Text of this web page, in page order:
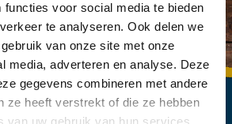
functies voor social media te bieden
te analyseren. Ook delen we
van onze site met onze
media, adverteren en analyse. Deze
gegevens combineren met andere
ze heeft verstrekt of die ze hebben